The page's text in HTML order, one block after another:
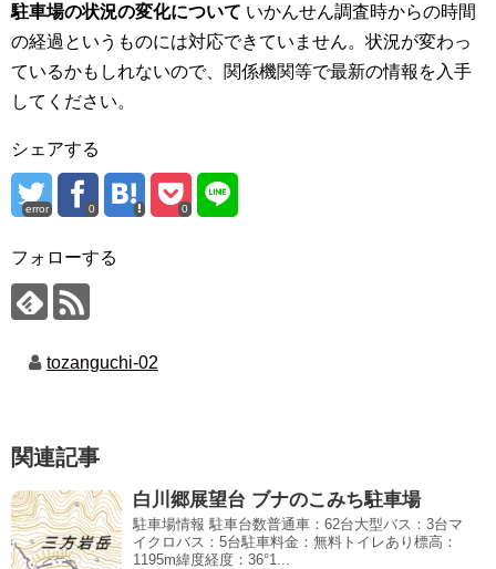
駐車場の状況の変化について いかんせん調査時からの時間
の経過というものには対応できていません。状況が変わっ
ているかもしれないので、関係機関等で最新の情報を入手
してください。
シェアする
error 0 0
フォローする
tozanguchi-02
関連記事
白川郷展望台 ブナのこみち駐車場
駐車場情報 駐車台数普通車：62台大型バス：3台マ
イクロバス：5台駐車料金：無料トイレあり標高：
1195m緯度経度：36°1...